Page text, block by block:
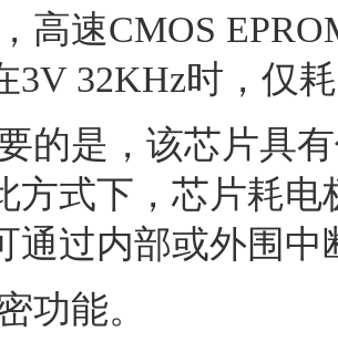
高速CMOS
3V 32KHz时，仅
的是，该芯片具
方式下，芯片耗
通过内部或外围
功能。